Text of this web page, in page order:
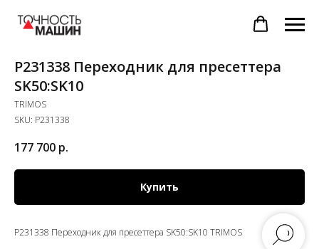
P231338 Переходник для пресеттера
SK50:SK10
TRIMOS
SKU: P231338
177 700 р.
Купить
P231338 Переходник для пресеттера SK50:SK10 TRIMOS